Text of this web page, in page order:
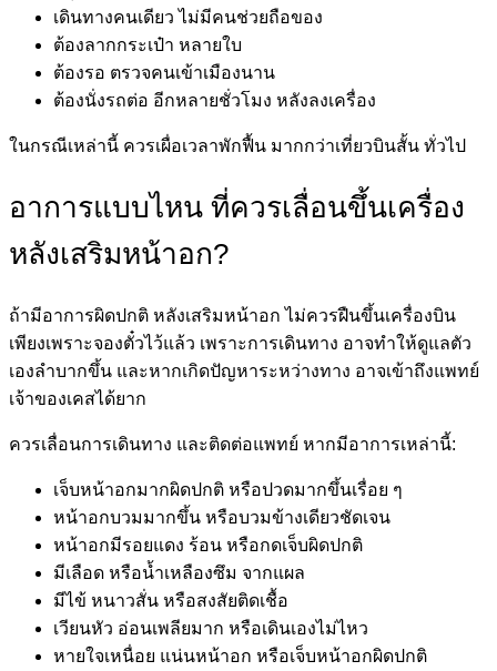
เดินทางคนเดียว ไม่มีคนช่วยถือของ
ต้องลากกระเป๋า หลายใบ
ต้องรอ ตรวจคนเข้าเมืองนาน
ต้องนั่งรถต่อ อีกหลายชั่วโมง หลังลงเครื่อง
ในกรณีเหล่านี้ ควรเผื่อเวลาพักฟื้น มากกว่าเที่ยวบินสั้น ทั่วไป
อาการแบบไหน ที่ควรเลื่อนขึ้นเครื่อง
หลังเสริมหน้าอก?
ถ้ามีอาการผิดปกติ หลังเสริมหน้าอก ไม่ควรฝืนขึ้นเครื่องบิน
เพียงเพราะจองตั๋วไว้แล้ว เพราะการเดินทาง อาจทำให้ดูแลตัว
เองลำบากขึ้น และหากเกิดปัญหาระหว่างทาง อาจเข้าถึงแพทย์
เจ้าของเคสได้ยาก
ควรเลื่อนการเดินทาง และติดต่อแพทย์ หากมีอาการเหล่านี้:
เจ็บหน้าอกมากผิดปกติ หรือปวดมากขึ้นเรื่อย ๆ
หน้าอกบวมมากขึ้น หรือบวมข้างเดียวชัดเจน
หน้าอกมีรอยแดง ร้อน หรือกดเจ็บผิดปกติ
มีเลือด หรือน้ำเหลืองซึม จากแผล
มีไข้ หนาวสั่น หรือสงสัยติดเชื้อ
เวียนหัว อ่อนเพลียมาก หรือเดินเองไม่ไหว
หายใจเหนื่อย แน่นหน้าอก หรือเจ็บหน้าอกผิดปกติ